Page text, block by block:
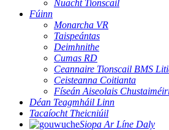
Nuacht Tionscail
Fúinn
Monarcha VR
Taispeántas
Deimhnithe
Cumas RD
Ceannaire Tionscail BMS
Ceisteanna Coitianta
Físeán Aiseolais
Déan Teagmháil Linn
Tacaíocht Theicniúil
Siopa Ar Líne Daly